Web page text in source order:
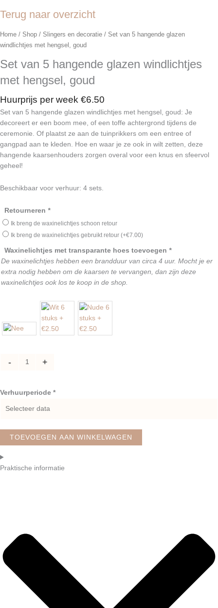
Terug naar overzicht
Home / Shop / Slingers en decoratie / Set van 5 hangende glazen
windlichtjes met hengsel, goud
Set van 5 hangende glazen windlichtjes
met hengsel, goud
Huurprijs per week €6.50
Set van 5 hangende glazen windlichtjes met hengsel, goud: Je
decoreert er een boom mee, of een toffe achtergrond tijdens de
ceremonie. Of plaatst ze aan de tuinprikkers om een entree of
gangpad aan te kleden. Hoe en waar je ze ook in wilt zetten, deze
hangende kaarsenhouders zorgen overal voor een knus en sfeervol
geheel!
Beschikbaar voor verhuur: 4 sets.
Retourneren *
Ik breng de waxinelichtjes schoon retour
Ik breng de waxinelichtjes gebruikt retour (+€7.00)
Waxinelichtjes met transparante hoes toevoegen *
De waxinelichtjes hebben een brandduur van circa 4 uur. Mocht je er
extra nodig hebben om de kaarsen te vervangen, dan zijn deze
waxinelichtjes ook los te koop in de shop.
-
Set
van
5
glazen
windlichtjes
met
hengsel,
+
Verhuurperiode *
TOEVOEGEN AAN WINKELWAGEN
Praktische informatie